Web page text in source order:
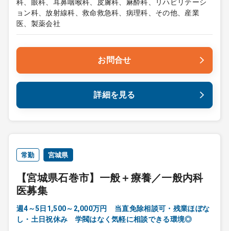
科、眼科、耳鼻咽喉科、皮膚科、麻酔科、リハビリテーシ
ョン科、放射線科、救命救急科、病理科、その他、産業
医、製薬会社
お問合せ
詳細を見る
常勤 宮城県
【宮城県石巻市】一般＋療養／一般内科
医募集
週4～5日1,500～2,000万円 当直免除相談可・残業ほぼな
し・土日祝休み 学閥はなく気軽に相談できる環境◎